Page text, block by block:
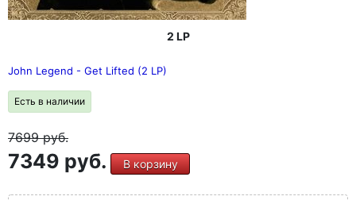
2 LP
John Legend - Get Lifted (2 LP)
Есть в наличии
7699руб.
7349 руб. В корзину